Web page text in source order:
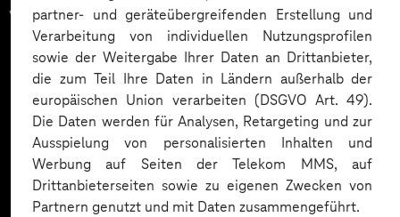
partner- und geräteübergreifenden Erstellung und
Verarbeitung von individuellen Nutzungsprofilen
sowie der Weitergabe Ihrer Daten an Drittanbieter,
die zum Teil Ihre Daten in Ländern außerhalb der
europäischen Union verarbeiten (DSGVO Art. 49).
Die Daten werden für Analysen, Retargeting und zur
Ausspielung von personalisierten Inhalten und
Werbung auf Seiten der Telekom MMS, auf
Drittanbieterseiten sowie zu eigenen Zwecken von
Partnern genutzt und mit Daten zusammengeführt.
vertrauen auf unsere
Expertise. Hier eine Auswahl: